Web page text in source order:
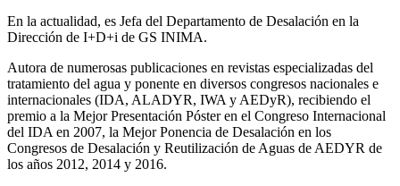
En la actualidad, es Jefa del Departamento de Desalación en la
Dirección de I+D+i de GS INIMA.
Autora de numerosas publicaciones en revistas especializadas del
tratamiento del agua y ponente en diversos congresos nacionales e
internacionales (IDA, ALADYR, IWA y AEDyR), recibiendo el
premio a la Mejor Presentación Póster en el Congreso Internacional
del IDA en 2007, la Mejor Ponencia de Desalación en los
Congresos de Desalación y Reutilización de Aguas de AEDYR de
los años 2012, 2014 y 2016.